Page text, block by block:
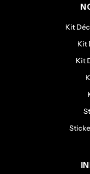
Kit
Kit
Kit